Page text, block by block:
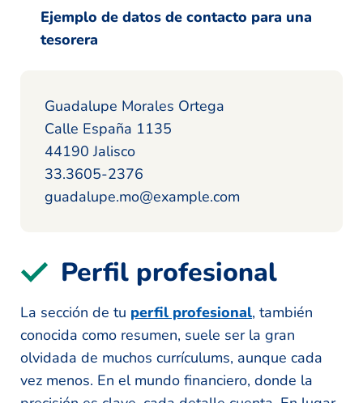
Ejemplo de datos de contacto para una
tesorera
Guadalupe Morales Ortega
Calle España 1135
44190 Jalisco
33.3605-2376
guadalupe.mo@example.com
Perfil profesional
La sección de tu perfil profesional, también
conocida como resumen, suele ser la gran
olvidada de muchos currículums, aunque cada
vez menos. En el mundo financiero, donde la